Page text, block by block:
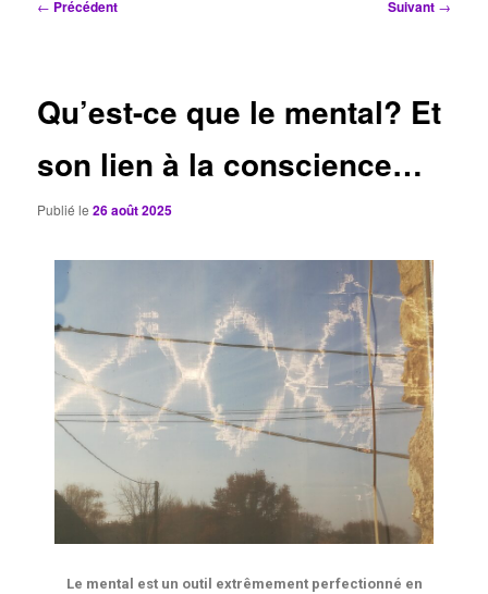
← Précédent Suivant →
Qu’est-ce que le mental? Et
son lien à la conscience…
Publié le26 août 2025
Le mental est un outil extrêmement perfectionné en